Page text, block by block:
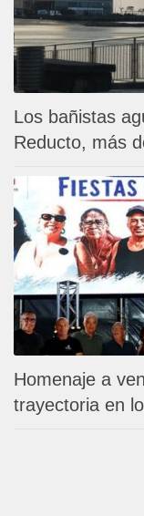
Los bañistas
Reducto, más
Homenaje a
trayectoria en